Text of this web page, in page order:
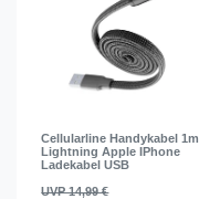
Cellularline Handykabel 1m
Lightning Apple IPhone
Ladekabel USB
UVP 14,99 €